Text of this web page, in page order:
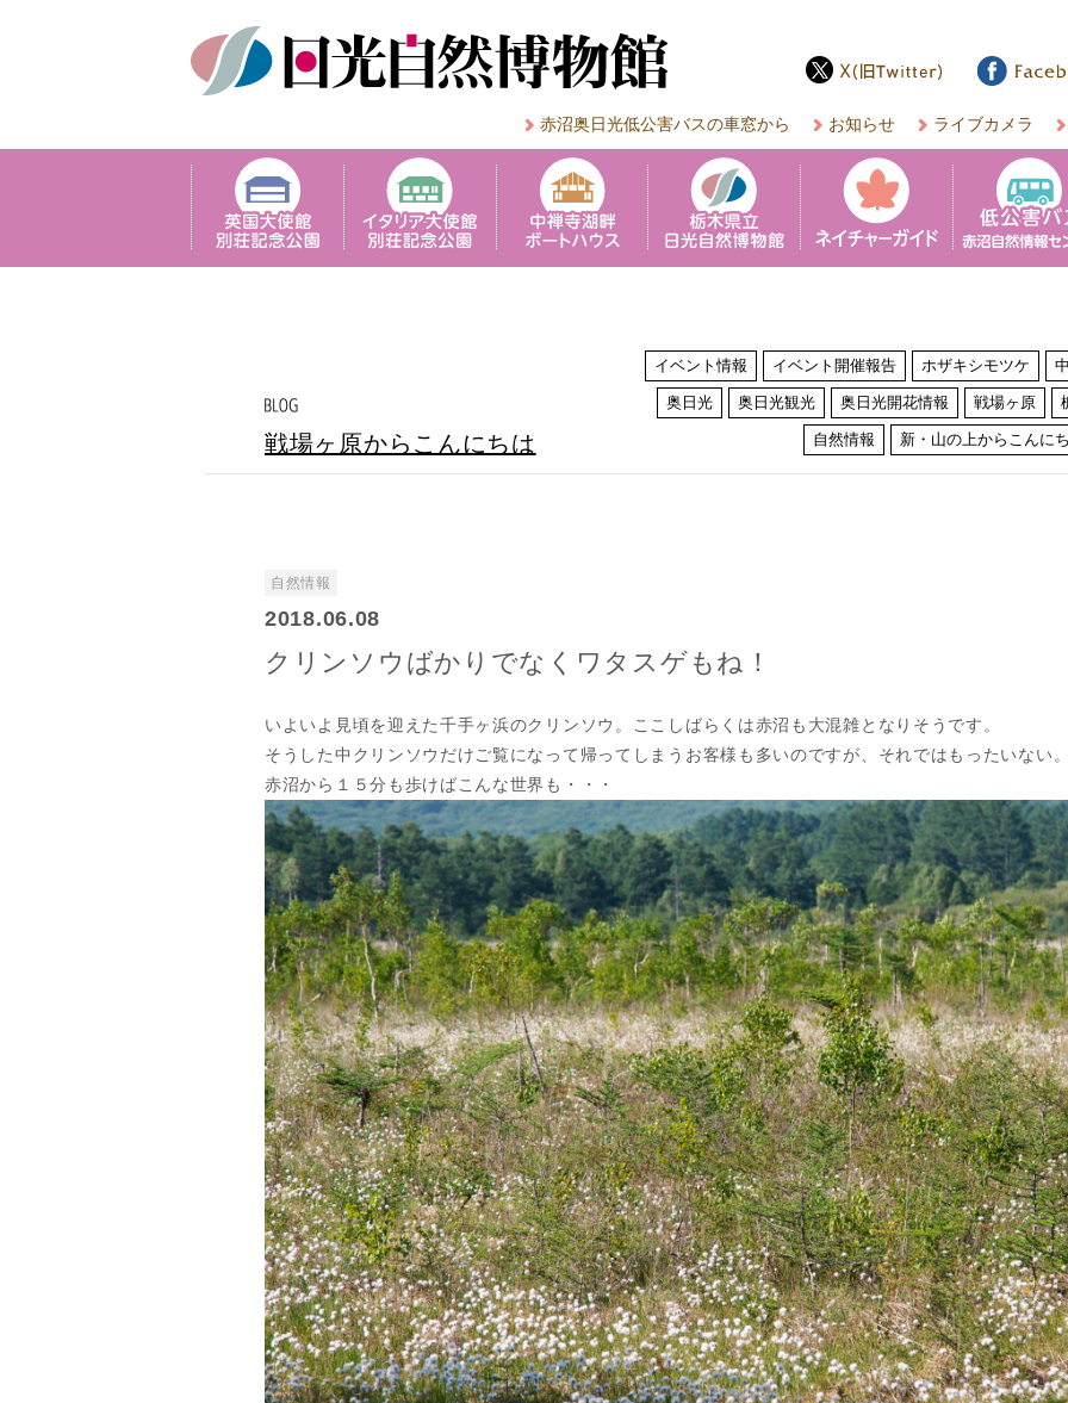
赤沼奥日光低公害バスの車窓から お知らせ ライブカメラ
戦場ヶ原からこんにちは
イベント情報 イベント開催報告 ホザキシモツケ
奥日光 奥日光観光 奥日光開花情報 戦場ヶ原
自然情報 新・山の上からこんに
自然情報
2018.06.08
クリンソウばかりでなくワタスゲもね！
いよいよ見頃を迎えた千手ヶ浜のクリンソウ。ここしばらくは赤沼も大混雑となりそうです。
そうした中クリンソウだけご覧になって帰ってしまうお客様も多いのですが、それではもったいない
赤沼から１５分も歩けばこんな世界も・・・